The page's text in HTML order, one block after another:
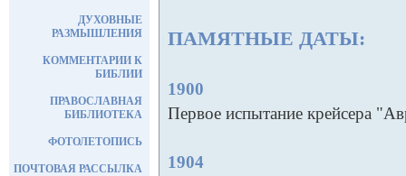
ДУХОВНЫЕ
РАЗМЫШЛЕНИЯ
КОММЕНТАРИИ К
БИБЛИИ
ПРАВОСЛАВНАЯ
БИБЛИОТЕКА
ФОТОЛЕТОПИСЬ
ПОЧТОВАЯ РАССЫЛКА
ПАМЯТНЫЕ ДАТЫ:
1900
Первое испытание крейсера
1904